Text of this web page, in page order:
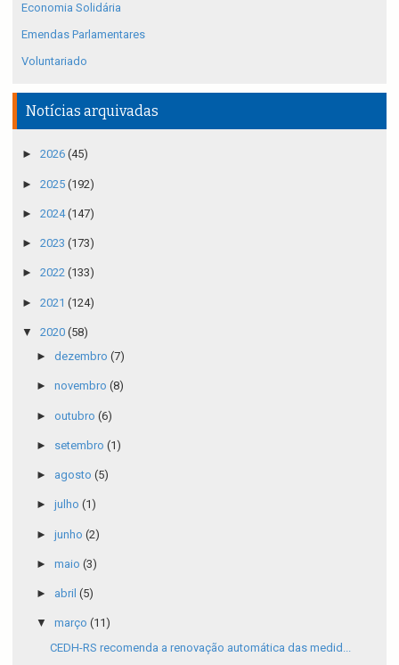
Economia Solidária
Emendas Parlamentares
Voluntariado
Notícias arquivadas
► 2026 (45)
► 2025 (192)
► 2024(147)
► 2023 (173)
► 2022 (133)
► 2021 (124)
▼ 2020 (58)
► dezembro (7)
► novembro (8)
► outubro (6)
► setembro (1)
► agosto (5)
► julho (1)
► junho (2)
► maio (3)
► abril (5)
▼ março (11)
CEDH-RS recomenda a renovação automática das medid...